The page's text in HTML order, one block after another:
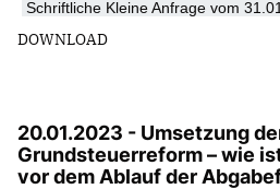
Schriftliche Kleine Anfrage vom
DOWNLOAD
20.01.2023 - Umsetzung
Grundsteuerreform – wie
vor dem Ablauf der